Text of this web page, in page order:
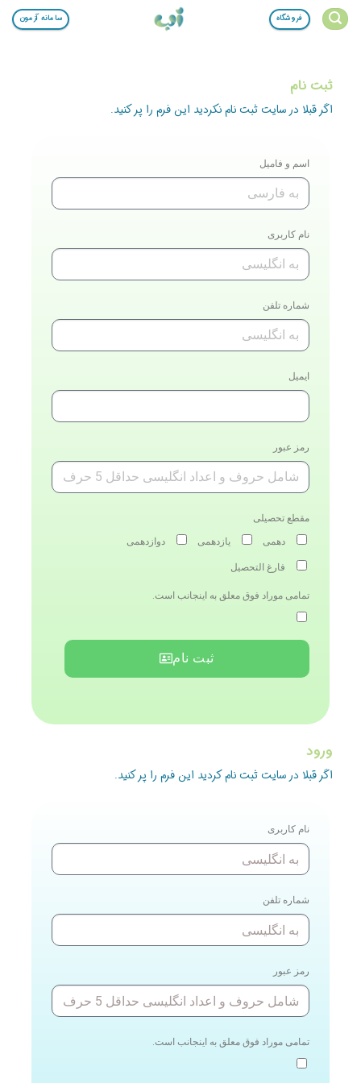
فروشگاه سامانه آزمون
ثبت نام
اگر قبلا در سایت ثبت نام نکردید این فرم را پر کنید.
اسم و فامیل
نام کاربری
شماره تلفن
ایمیل
رمز عبور
مقطع تحصیلی
دهمی یازدهمی دوازدهمی
فارغ التحصیل
تمامی موراد فوق معلق به اینجانب است.
ثبت نام
ورود
اگر قبلا در سایت ثبت نام کردید این فرم را پر کنید.
نام کاربری
شماره تلفن
رمز عبور
تمامی موراد فوق معلق به اینجانب است.